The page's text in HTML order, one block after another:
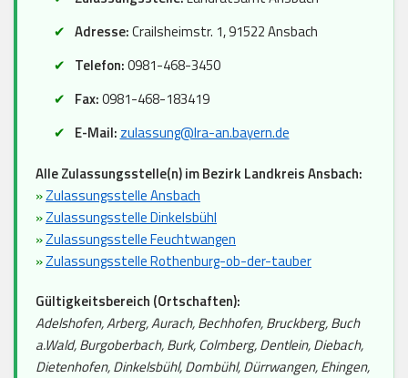
Adresse:Crailsheimstr. 1, 91522 Ansbach
Telefon:0981-468-3450
Fax:0981-468-183419
E-Mail: zulassung@lra-an.bayern.de
Alle Zulassungsstelle(n) im Bezirk Landkreis Ansbach:
»Zulassungsstelle Ansbach
»Zulassungsstelle Dinkelsbühl
»Zulassungsstelle Feuchtwangen
»Zulassungsstelle Rothenburg-ob-der-tauber
Gültigkeitsbereich (Ortschaften):
Adelshofen, Arberg, Aurach, Bechhofen, Bruckberg, Buch
a.Wald, Burgoberbach, Burk, Colmberg, Dentlein, Diebach,
Dietenhofen, Dinkelsbühl, Dombühl, Dürrwangen, Ehingen,